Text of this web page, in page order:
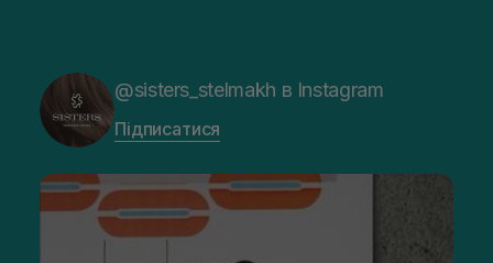
@sisters_stelmakh в Instagram
Підписатися